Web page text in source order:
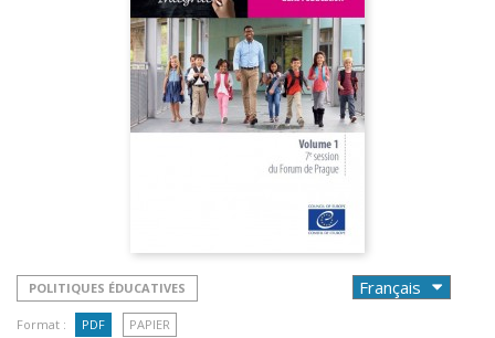
POLITIQUES ÉDUCATIVES
Format : PDF PAPIER